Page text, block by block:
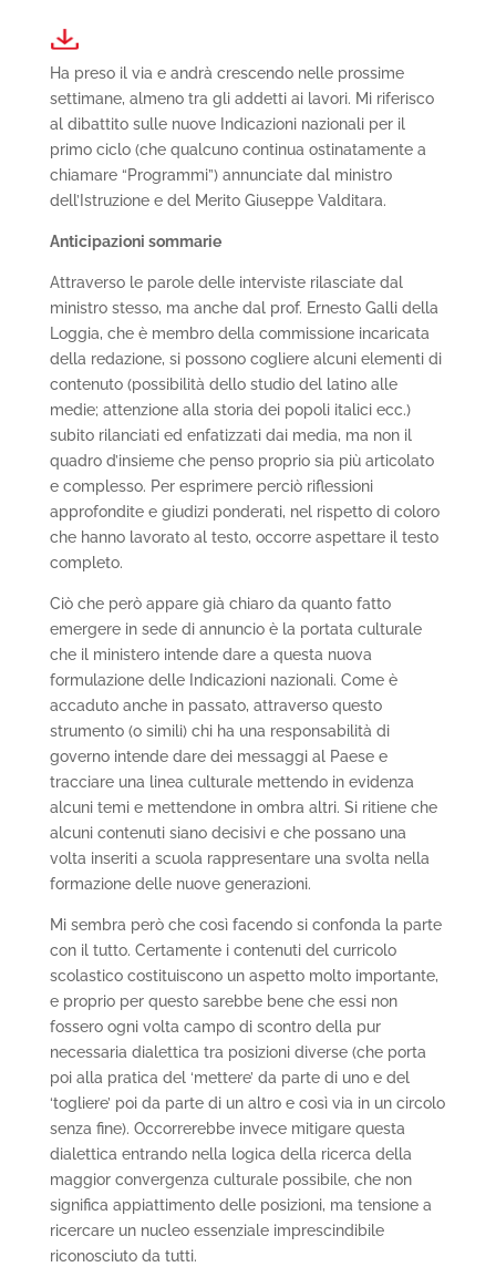
Ha preso il via e andrà crescendo nelle prossime
settimane, almeno tra gli addetti ai lavori. Mi riferisco
al dibattito sulle nuove Indicazioni nazionali per il
primo ciclo (che qualcuno continua ostinatamente a
chiamare “Programmi”) annunciate dal ministro
dell’Istruzione e del Merito Giuseppe Valditara.
Anticipazioni sommarie
Attraverso le parole delle interviste rilasciate dal
ministro stesso, ma anche dal prof. Ernesto Galli della
Loggia, che è membro della commissione incaricata
della redazione, si possono cogliere alcuni elementi di
contenuto (possibilità dello studio del latino alle
medie; attenzione alla storia dei popoli italici ecc.)
subito rilanciati ed enfatizzati dai media, ma non il
quadro d’insieme che penso proprio sia più articolato
e complesso. Per esprimere perciò riflessioni
approfondite e giudizi ponderati, nel rispetto di coloro
che hanno lavorato al testo, occorre aspettare il testo
completo.
Ciò che però appare già chiaro da quanto fatto
emergere in sede di annuncio è la portata culturale
che il ministero intende dare a questa nuova
formulazione delle Indicazioni nazionali. Come è
accaduto anche in passato, attraverso questo
strumento (o simili) chi ha una responsabilità di
governo intende dare dei messaggi al Paese e
tracciare una linea culturale mettendo in evidenza
alcuni temi e mettendone in ombra altri. Si ritiene che
alcuni contenuti siano decisivi e che possano una
volta inseriti a scuola rappresentare una svolta nella
formazione delle nuove generazioni.
Mi sembra però che così facendo si confonda la parte
con il tutto. Certamente i contenuti del curricolo
scolastico costituiscono un aspetto molto importante,
e proprio per questo sarebbe bene che essi non
fossero ogni volta campo di scontro della pur
necessaria dialettica tra posizioni diverse (che porta
poi alla pratica del ‘mettere’ da parte di uno e del
‘togliere’ poi da parte di un altro e così via in un circolo
senza fine). Occorrerebbe invece mitigare questa
dialettica entrando nella logica della ricerca della
maggior convergenza culturale possibile, che non
significa appiattimento delle posizioni, ma tensione a
ricercare un nucleo essenziale imprescindibile
riconosciuto da tutti.